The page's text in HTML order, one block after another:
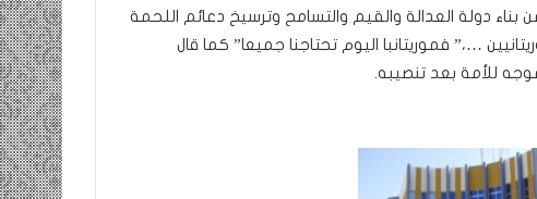
دولة العدالة والقيم والتسامح وترسيخ دعائم اللحمة
…،” فموريتانبا اليوم تحتاجنا جميعا” كما قال
للأمة بعد تنصيبه.
!!!
الشريف